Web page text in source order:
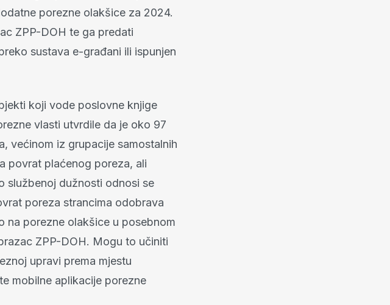
porezne olakšice za 2024.
ZPP-DOH te ga predati
sustava e-građani ili ispunjen
koji vode poslovne knjige
vlasti utvrdile da je oko 97
većinom iz grupacije samostalnih
povrat plaćenog poreza, ali
službenoj dužnosti odnosi se
poreza strancima odobrava
na porezne olakšice u posebnom
ZPP-DOH. Mogu to učiniti
upravi prema mjestu
mobilne aplikacije porezne